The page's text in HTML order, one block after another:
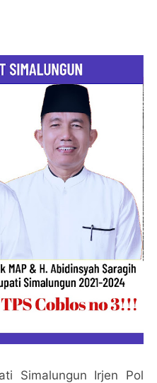
Simalungun Irjen Pol